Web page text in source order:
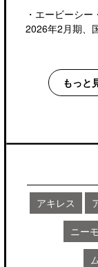
・ エービーシー
2026年2月期、
もっと
アキレス
ニーモ